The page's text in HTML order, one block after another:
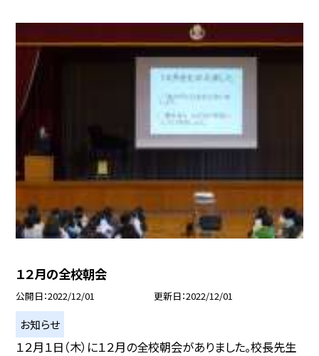
１２月の全校朝会
公開日 2022/12/01 更新日 2022/12/01
お知らせ
１２月１日（木）に１２月の全校朝会がありました。校長先生